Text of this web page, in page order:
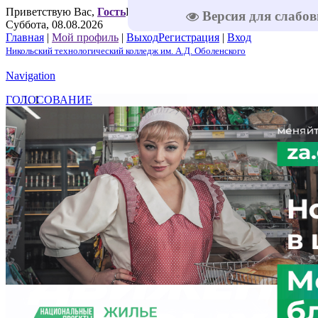
Версия для
Приветствую Вас, ГостьПриветствую Вас ,Гость |RSS |
Суббота, 08.08.2026
Главная | Мой профиль | ВыходРегистрация | Вход
Никольский технологический колледж им. А.Д. Оболенского
Navigation
ГОЛОСОВАНИЕ
1
2
4
5
Решаем вместе